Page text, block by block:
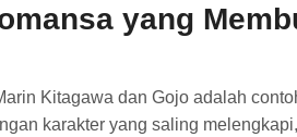
yang
Kitagawa dan Gojo adalah
karakter yang saling